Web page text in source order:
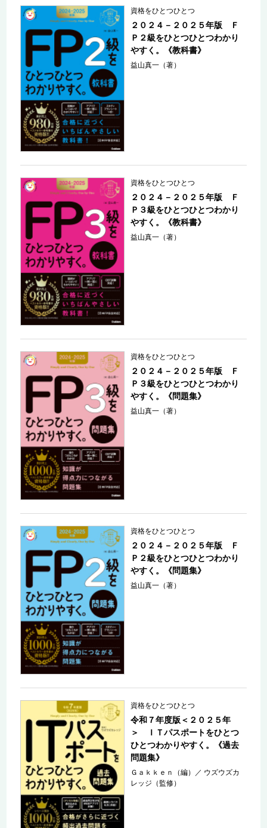
資格をひとつひとつ
２０２４－２０２５年版 Ｆ
Ｐ２級をひとつひとつわかり
やすく。《教科書》
益山真一（著）
資格をひとつひとつ
２０２４－２０２５年版 Ｆ
Ｐ３級をひとつひとつわかり
やすく。《教科書》
益山真一（著）
資格をひとつひとつ
２０２４－２０２５年版 Ｆ
Ｐ３級をひとつひとつわかり
やすく。《問題集》
益山真一（著）
資格をひとつひとつ
２０２４－２０２５年版 Ｆ
Ｐ２級をひとつひとつわかり
やすく。《問題集》
益山真一（著）
資格をひとつひとつ
令和７年度版＜２０２５年
＞ ＩＴパスポートをひとつ
ひとつわかりやすく。《過去
問題集》
Ｇａｋｋｅｎ（編） ／ ウズウズカ
レッジ（監修）